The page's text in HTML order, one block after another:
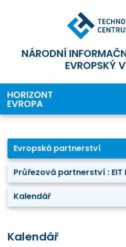
NÁRODNÍ
EVROPSKÝ
Evropská partnerství
Průřezová partnerství : EIT
Kalendář
Kalendář